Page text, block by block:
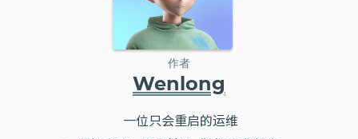
作者
Wenlong
一位只会重启的运维